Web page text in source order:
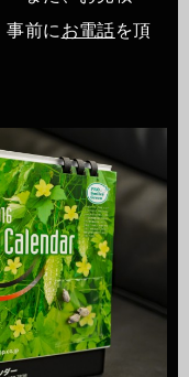
事前に お電話を頂